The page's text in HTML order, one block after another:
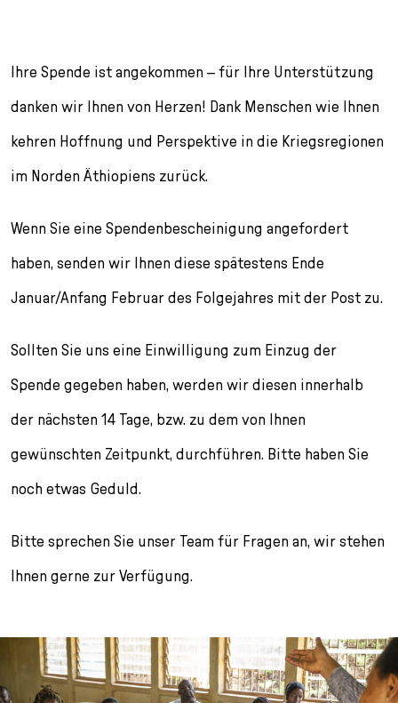
n
n
g
n
e
n
T
n
u
a
s
e
e
i
s
s
p
g
n
Ihre Spende ist angekommen – für Ihre Unterstützung
danken wir Ihnen von Herzen! Dank Menschen wie Ihnen
kehren Hoffnung und Perspektive in die Kriegsregionen
im Norden Äthiopiens zurück.
Wenn Sie eine Spendenbescheinigung angefordert
haben, senden wir Ihnen diese spätestens Ende
Januar/Anfang Februar des Folgejahres mit der Post zu.
Sollten Sie uns eine Einwilligung zum Einzug der
Spende gegeben haben, werden wir diesen innerhalb
der nächsten 14 Tage, bzw. zu dem von Ihnen
gewünschten Zeitpunkt, durchführen. Bitte haben Sie
noch etwas Geduld.
Bitte sprechen Sie unser Team für Fragen an, wir stehen
Ihnen gerne zur Verfügung.